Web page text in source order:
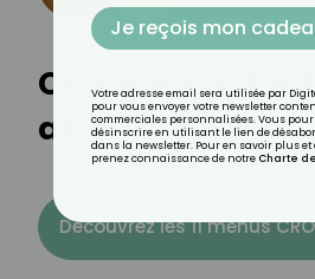
Comment
alimentation
Découvrez les 11 menus
Je reçois mon
Votre adresse email sera utilisée par
pour vous envoyer votre newsletter
commerciales personnalisées. Vous
désinscrire en utilisant le lien de
dans la newsletter. Pour en savoir plus et
prenez connaissance de notre Charte